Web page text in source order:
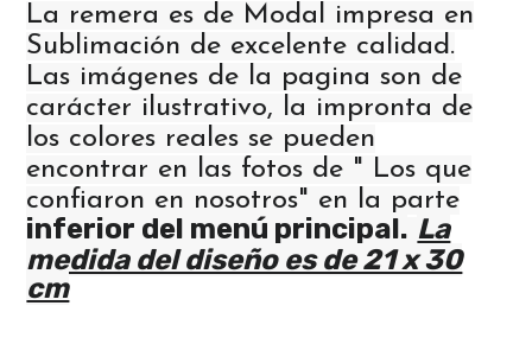
La remera es de Modal impresa en
Sublimación de excelente calidad.
Las imágenes de la pagina son de
carácter ilustrativo, la impronta de
los colores reales se pueden
encontrar en las fotos de " Los que
confiaron en nosotros" en la parte
inferior del menú principal. La
medida del diseño es de 21 x 30
cm